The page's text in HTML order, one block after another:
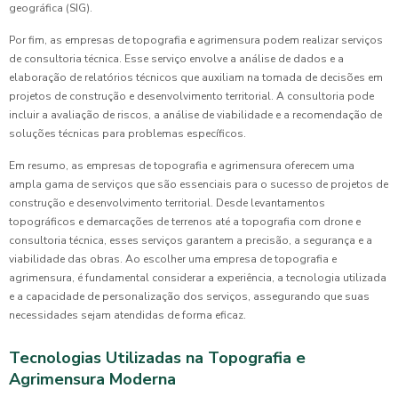
geográfica (SIG).
Por fim, as empresas de topografia e agrimensura podem realizar serviços
de consultoria técnica. Esse serviço envolve a análise de dados e a
elaboração de relatórios técnicos que auxiliam na tomada de decisões em
projetos de construção e desenvolvimento territorial. A consultoria pode
incluir a avaliação de riscos, a análise de viabilidade e a recomendação de
soluções técnicas para problemas específicos.
Em resumo, as empresas de topografia e agrimensura oferecem uma
ampla gama de serviços que são essenciais para o sucesso de projetos de
construção e desenvolvimento territorial. Desde levantamentos
topográficos e demarcações de terrenos até a topografia com drone e
consultoria técnica, esses serviços garantem a precisão, a segurança e a
viabilidade das obras. Ao escolher uma empresa de topografia e
agrimensura, é fundamental considerar a experiência, a tecnologia utilizada
e a capacidade de personalização dos serviços, assegurando que suas
necessidades sejam atendidas de forma eficaz.
Tecnologias Utilizadas na Topografia e
Agrimensura Moderna